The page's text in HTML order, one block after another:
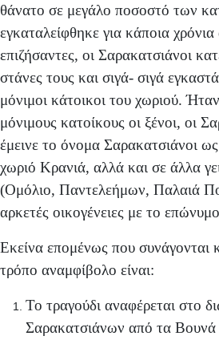
θάνατο σε μεγάλο ποσοστό των
εγκαταλείφθηκε για κάποια
επιζήσαντες, οι Σαρακατσιάνοι
στάνες τους και σιγά- σιγά
μόνιμοι κάτοικοι του χωριού.
μόνιμους κατοίκους οι ξένοι, οι
έμεινε το όνομα Σαρακατσιάνοι
χωριό Κρανιά, αλλά και σε άλλα
(Ομόλιο, Παντελεήμων, Παλαιά
αρκετές οικογένειες με το
Εκείνα επομένως που συνάγονται
τρόπο αναμφίβολο είναι:
Το τραγούδι αναφέρεται στο
Σαρακατσιάνων από τα